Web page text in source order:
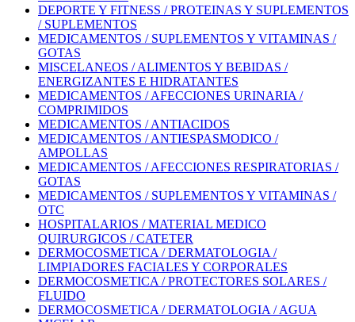
DEPORTE Y FITNESS / PROTEINAS Y SUPLEMENTOS
/ SUPLEMENTOS
MEDICAMENTOS / SUPLEMENTOS Y VITAMINAS /
GOTAS
MISCELANEOS / ALIMENTOS Y BEBIDAS /
ENERGIZANTES E HIDRATANTES
MEDICAMENTOS / AFECCIONES URINARIA /
COMPRIMIDOS
MEDICAMENTOS / ANTIACIDOS
MEDICAMENTOS / ANTIESPASMODICO /
AMPOLLAS
MEDICAMENTOS / AFECCIONES RESPIRATORIAS /
GOTAS
MEDICAMENTOS / SUPLEMENTOS Y VITAMINAS /
OTC
HOSPITALARIOS / MATERIAL MEDICO
QUIRURGICOS / CATETER
DERMOCOSMETICA / DERMATOLOGIA /
LIMPIADORES FACIALES Y CORPORALES
DERMOCOSMETICA / PROTECTORES SOLARES /
FLUIDO
DERMOCOSMETICA / DERMATOLOGIA / AGUA